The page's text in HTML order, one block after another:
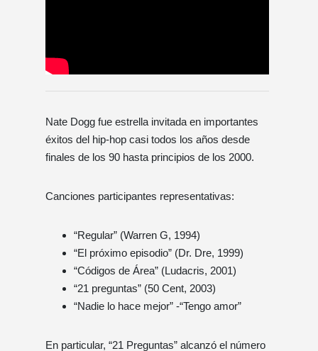
Nate Dogg fue estrella invitada en importantes
éxitos del hip-hop casi todos los años desde
finales de los 90 hasta principios de los 2000.
Canciones participantes representativas:
“Regular” (Warren G, 1994)
“El próximo episodio” (Dr. Dre, 1999)
“Códigos de Área” (Ludacris, 2001)
“21 preguntas” (50 Cent, 2003)
“Nadie lo hace mejor” -“Tengo amor”
En particular, “21 Preguntas” alcanzó el número